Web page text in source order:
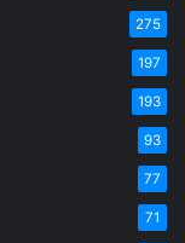
275
197
193
93
77
71